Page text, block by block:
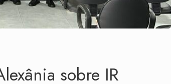
sobre IR